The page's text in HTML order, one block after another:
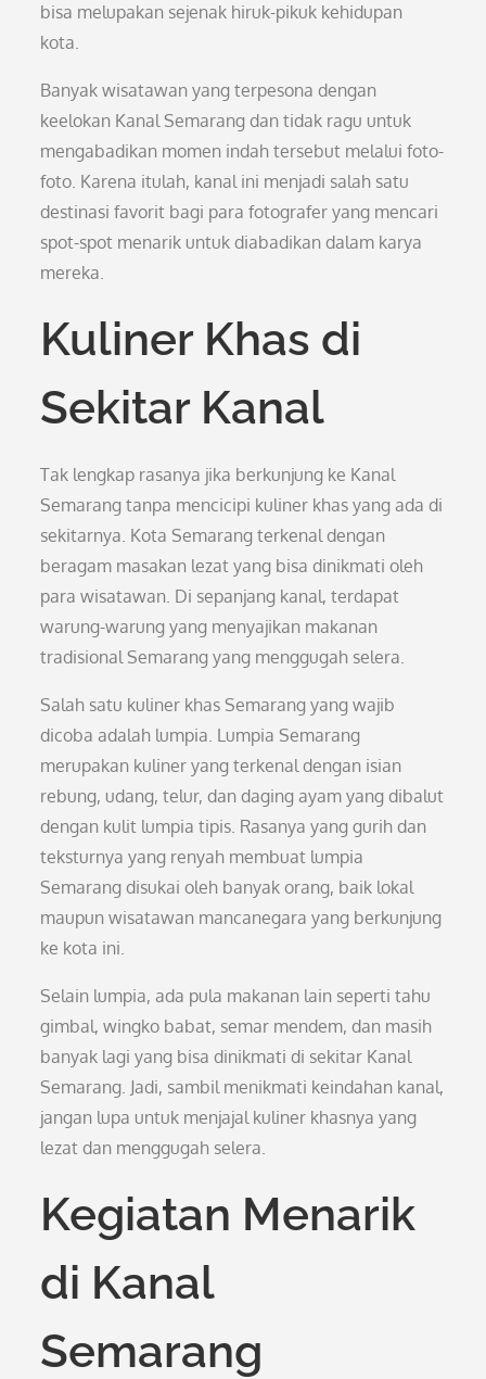
bisa melupakan sejenak hiruk-pikuk kehidupan
kota.
Banyak wisatawan yang terpesona dengan
keelokan Kanal Semarang dan tidak ragu untuk
mengabadikan momen indah tersebut melalui foto-
foto. Karena itulah, kanal ini menjadi salah satu
destinasi favorit bagi para fotografer yang mencari
spot-spot menarik untuk diabadikan dalam karya
mereka.
Kuliner Khas di
Sekitar Kanal
Tak lengkap rasanya jika berkunjung ke Kanal
Semarang tanpa mencicipi kuliner khas yang ada di
sekitarnya. Kota Semarang terkenal dengan
beragam masakan lezat yang bisa dinikmati oleh
para wisatawan. Di sepanjang kanal, terdapat
warung-warung yang menyajikan makanan
tradisional Semarang yang menggugah selera.
Salah satu kuliner khas Semarang yang wajib
dicoba adalah lumpia. Lumpia Semarang
merupakan kuliner yang terkenal dengan isian
rebung, udang, telur, dan daging ayam yang dibalut
dengan kulit lumpia tipis. Rasanya yang gurih dan
teksturnya yang renyah membuat lumpia
Semarang disukai oleh banyak orang, baik lokal
maupun wisatawan mancanegara yang berkunjung
ke kota ini.
Selain lumpia, ada pula makanan lain seperti tahu
gimbal, wingko babat, semar mendem, dan masih
banyak lagi yang bisa dinikmati di sekitar Kanal
Semarang. Jadi, sambil menikmati keindahan kanal,
jangan lupa untuk menjajal kuliner khasnya yang
lezat dan menggugah selera.
Kegiatan Menarik
di Kanal
Semarang